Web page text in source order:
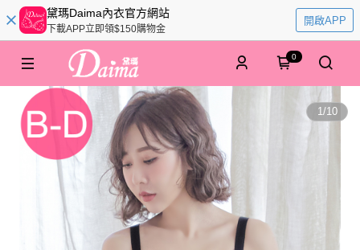
黛瑪Daima內衣官方網站
下載APP立即領$150購物金
開啟APP
0
1/10